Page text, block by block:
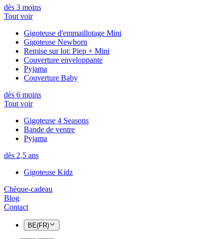
dès 3 moins
Tout voir
Gigoteuse d'emmaillotage Mini
Gigoteuse Newborn
Remise sur lot: Piep + Mini
Couverture enveloppante
Pyjama
Couverture Baby
dès 6 moins
Tout voir
Gigoteuse 4 Seasons
Bande de ventre
Pyjama
dès 2,5 ans
Gigoteuse Kidz
Chèque-cadeau
Blog
Contact
BE(FR)